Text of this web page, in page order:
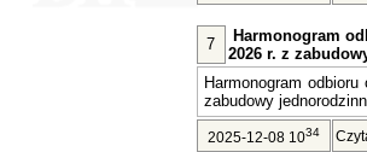
7
Harmonogram
2026 r. z
Harmonogram
zabudowy
2025-12-08 1034